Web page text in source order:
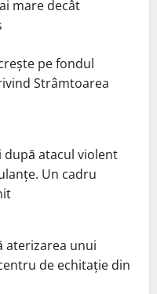
mare decât
pe fondul
Strâmtoarea
atacul violent
Un cadru
aterizarea unui
de echitație din